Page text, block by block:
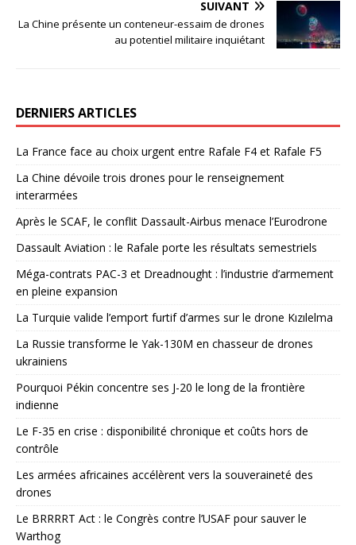
SUIVANT
La Chine présente un conteneur-essaim de drones
au potentiel militaire inquiétant
DERNIERS ARTICLES
La France face au choix urgent entre Rafale F4 et Rafale F5
La Chine dévoile trois drones pour le renseignement
interarmées
Après le SCAF, le conflit Dassault-Airbus menace l’Eurodrone
Dassault Aviation : le Rafale porte les résultats semestriels
Méga-contrats PAC-3 et Dreadnought : l’industrie d’armement
en pleine expansion
La Turquie valide l’emport furtif d’armes sur le drone Kızılelma
La Russie transforme le Yak-130M en chasseur de drones
ukrainiens
Pourquoi Pékin concentre ses J-20 le long de la frontière
indienne
Le F-35 en crise : disponibilité chronique et coûts hors de
contrôle
Les armées africaines accélèrent vers la souveraineté des
drones
Le BRRRRT Act : le Congrès contre l’USAF pour sauver le
Warthog